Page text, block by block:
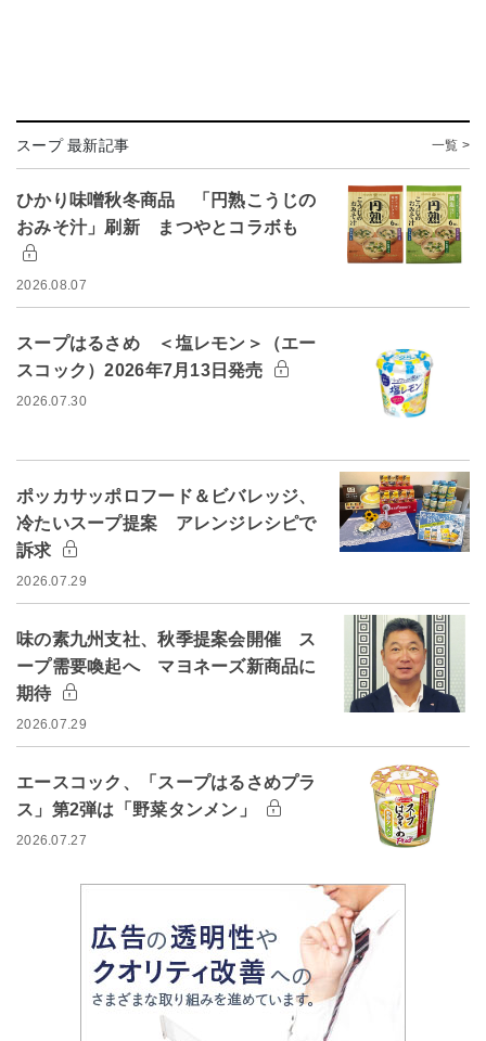
スープ 最新記事 一覧 >
ひかり味噌秋冬商品 「円熟こうじの
おみそ汁」刷新 まつやとコラボも
2026.08.07
スープはるさめ ＜塩レモン＞（エー
スコック）2026年7月13日発売
2026.07.30
ポッカサッポロフード＆ビバレッジ、
冷たいスープ提案 アレンジレシピで
訴求
2026.07.29
味の素九州支社、秋季提案会開催 ス
ープ需要喚起へ マヨネーズ新商品に
期待
2026.07.29
エースコック、「スープはるさめプラ
ス」第2弾は「野菜タンメン」
2026.07.27